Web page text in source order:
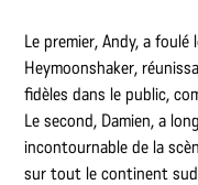
Le premier, Andy, a
Heymoonshaker,
fidèles dans le public,
Le second, Damien, a
incontournable de la
sur tout le continent